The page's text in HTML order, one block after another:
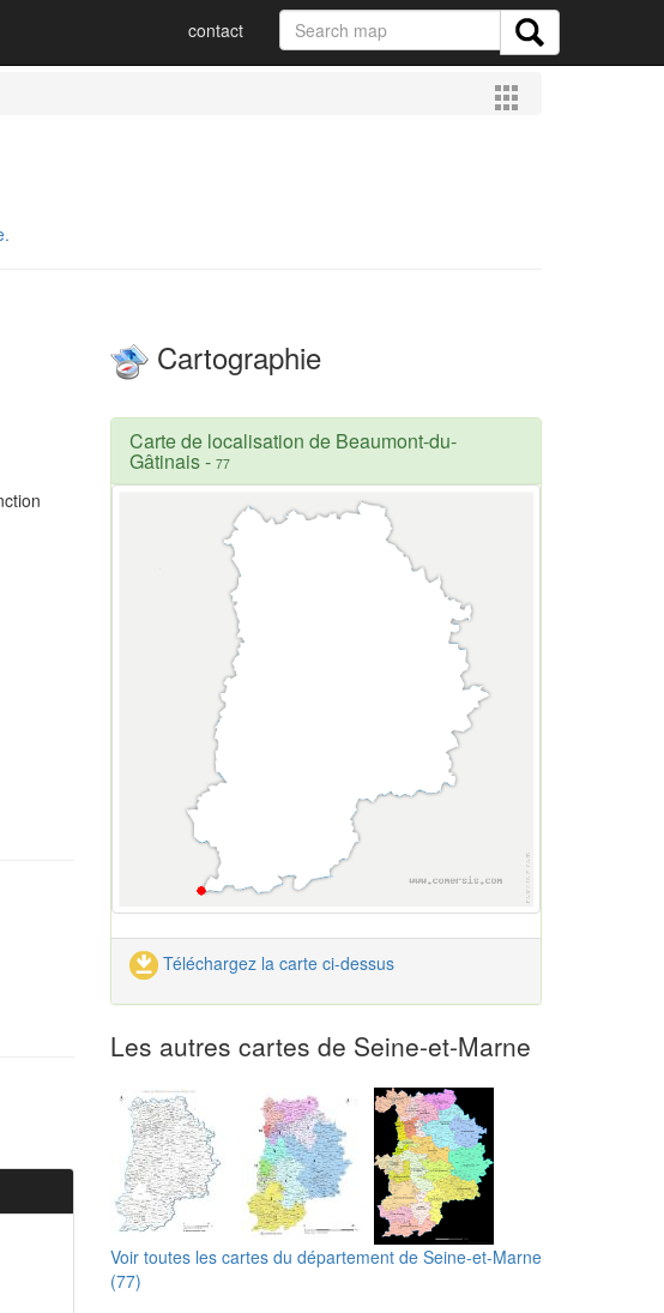
contact
Cartographie
Carte de localisation de Beaumont-du-
Gâtinais- 77
Téléchargez la carte ci-dessus
Les autres cartes de Seine-et-Marne
Voir toutes les cartes du département de Seine-et-Marne
(77)